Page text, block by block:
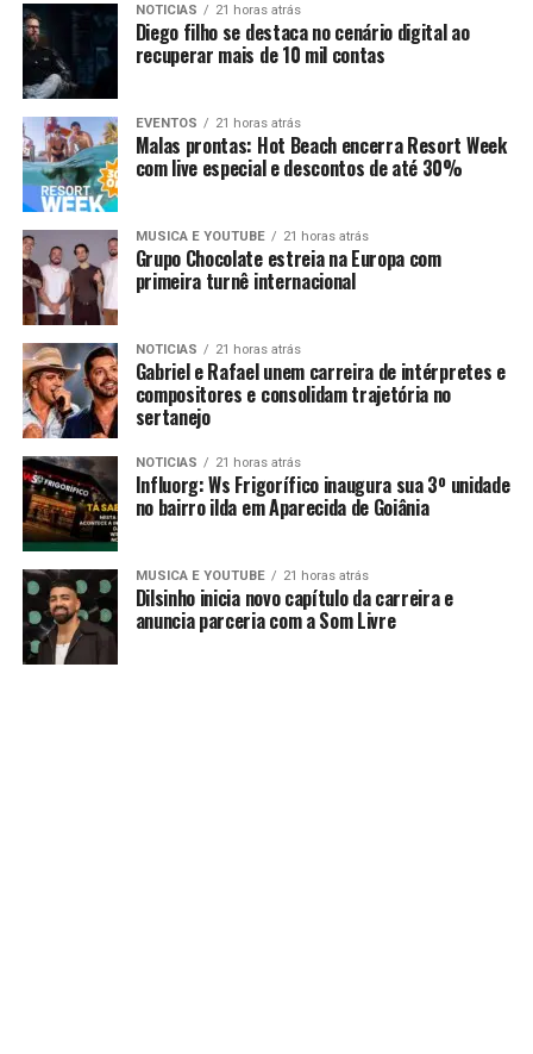
NOTICIAS 21 horas atrás
Diego filho se destaca no cenário digital ao
recuperar mais de 10 mil contas
EVENTOS 21 horas atrás
Malas prontas: Hot Beach encerra Resort Week
com live especial e descontos de até 30%
MUSICA E YOUTUBE 21 horas atrás
Grupo Chocolate estreia na Europa com
primeira turnê internacional
NOTICIAS 21 horas atrás
Gabriel e Rafael unem carreira de intérpretes e
compositores e consolidam trajetória no
sertanejo
NOTICIAS 21 horas atrás
Influorg: Ws Frigorífico inaugura sua 3º unidade
no bairro ilda em Aparecida de Goiânia
MUSICA E YOUTUBE 21 horas atrás
Dilsinho inicia novo capítulo da carreira e
anuncia parceria com a Som Livre